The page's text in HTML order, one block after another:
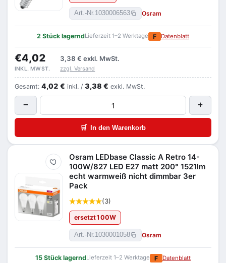
Art.-Nr.1030006563 Osram
2 Stück lagerndLieferzeit 1–2 Werktage F Datenblatt
€4,02 3,38 € exkl. MwSt.
INKL. MWST. zzgl. Versand
Gesamt: 4,02 € inkl. / 3,38 € exkl. MwSt.
− +
🛒 In den Warenkorb
Merken
Osram LEDbase Classic A Retro 14-
100W/827 LED E27 matt 200° 1521lm
echt warmweiß nicht dimmbar 3er
Pack
(3)
ersetzt100W
Art.-Nr.1030001058 Osram
15 Stück lagerndLieferzeit 1–2 Werktage F Datenblatt